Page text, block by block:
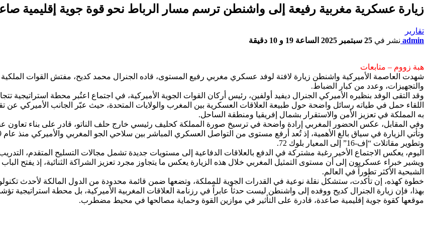
زيارة عسكرية مغربية رفيعة إلى واشنطن ترسم مسار الرباط نحو قوة جوية إقليمية
تقارير
admin نشر في 25 سبتمبر 2025 الساعة 19 و 10 دقيقة
هبة زووم – متابعات
شهدت العاصمة الأميركية واشنطن زيارة لافتة لوفد عسكري مغربي رفيع المستوى، قاده الجنرال محمد كديح، مفتش القوات
والتجهيزات، وعدد من كبار الضباط.
وقد التقى الوفد بنظيره الأميركي الجنرال ديفيد أولفين، رئيس أركان القوات الجوية الأميركية، في اجتماع اعتُبر محطة استراتيجية
اللقاء حمل في طياته رسائل واضحة حول طبيعة العلاقات العسكرية بين المغرب والولايات المتحدة، حيث عبّر الجانب الأميركي عن
به المملكة في تعزيز الأمن والاستقرار بشمال إفريقيا ومنطقة الساحل.
وفي المقابل، عكس الحضور المغربي إرادة واضحة في ترسيخ صورة المملكة كحليف رئيسي خارج حلف الناتو، قادر على بناء
وتطوير مقاتلات “إف-16” إلى المعيار بلوك 72.
اليوم، يعكس الاجتماع الأخير رغبة مشتركة في الدفع بالعلاقات الدفاعية إلى مستويات جديدة تشمل مجالات التسليح المتقدم،
الشبحية الأكثر تطوراً في العالم.
خطوة كهذه، إن تأكدت، ستشكل نقلة نوعية في القدرات الجوية للمملكة، وتضعها ضمن قائمة محدودة من الدول المالكة لأحدث
بهذا، فإن زيارة الجنرال كديح ووفده إلى واشنطن ليست حدثاً عابراً في رزنامة العلاقات المغربية الأميركية، بل محطة
موقعها كقوة جوية إقليمية صاعدة، قادرة على التأثير في موازين القوة وحماية مصالحها في محيط مضطرب.